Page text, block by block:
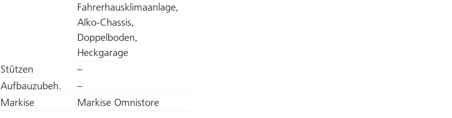
Fahrerhausklimaanlage,
Alko-Chassis,
Doppelboden,
Heckgarage
Stützen
–
Aufbauzubeh.
–
Markise
Markise Omnistore